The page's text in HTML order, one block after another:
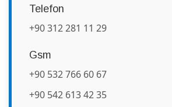
Telefon
+90 312 281 11 29
Gsm
+90 532 766 60 67
+90 542 613 42 35